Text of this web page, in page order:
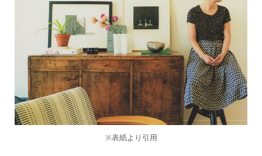
※表紙より引用